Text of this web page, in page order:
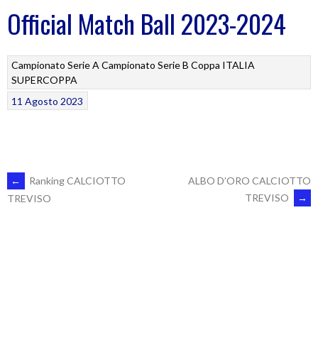
Official Match Ball 2023-2024
Campionato Serie A Campionato Serie B Coppa ITALIA
SUPERCOPPA
11 Agosto 2023
POST
←
Ranking CALCIOTTO
TREVISO
ALBO D’ORO CALCIOTTO
TREVISO
→